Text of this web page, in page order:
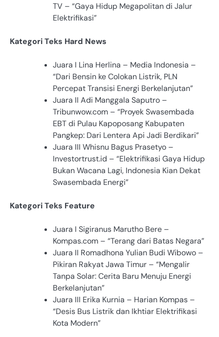
TV – “Gaya Hidup Megapolitan di Jalur
Elektrifikasi”
Kategori Teks Hard News
Juara I Lina Herlina – Media Indonesia –
“Dari Bensin ke Colokan Listrik, PLN
Percepat Transisi Energi Berkelanjutan”
Juara II Adi Manggala Saputro –
Tribunwow.com – “Proyek Swasembada
EBT di Pulau Kapoposang Kabupaten
Pangkep: Dari Lentera Api Jadi Berdikari”
Juara III Whisnu Bagus Prasetyo –
Investortrust.id – “Elektrifikasi Gaya Hidup
Bukan Wacana Lagi, Indonesia Kian Dekat
Swasembada Energi”
Kategori Teks Feature
Juara I Sigiranus Marutho Bere –
Kompas.com – “Terang dari Batas Negara”
Juara II Romadhona Yulian Budi Wibowo –
Pikiran Rakyat Jawa Timur – “Mengalir
Tanpa Solar: Cerita Baru Menuju Energi
Berkelanjutan”
Juara III Erika Kurnia – Harian Kompas –
“Desis Bus Listrik dan Ikhtiar Elektrifikasi
Kota Modern”